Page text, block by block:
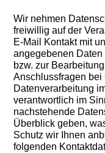
Wir nehmen
freiwillig auf der
E-Mail Kontakt mit
angegebenen
bzw. zur
Anschlussfragen bei
Datenverarbeitung
verantwortlich im
nachstehende
Überblick geben,
Schutz wir Ihnen
folgenden